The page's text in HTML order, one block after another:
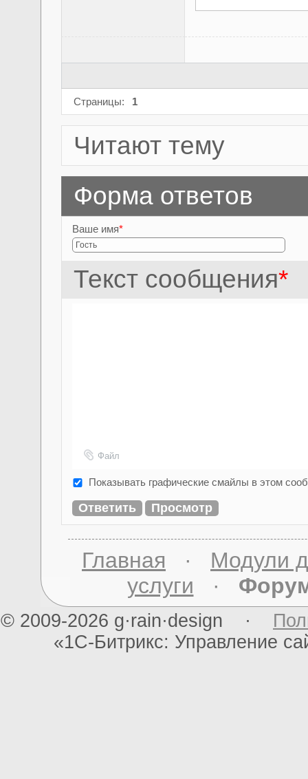
Страницы: 1
Читают тему
Форма ответов
Ваше имя*
Текст сообщения*
Файл
Показывать графические смайлы в этом
Главная · Модули
услуги ·
© 2009-2026 g·rain·design ·
«1С-Битрикс: Управление